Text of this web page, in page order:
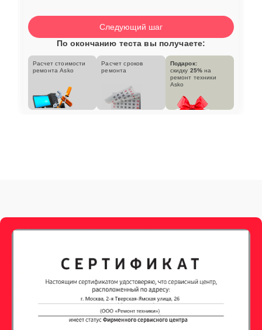
Следующий шаг
По окончанию теста вы получаете:
Расчет стоимости
ремонта Asko
Расчет сроков
ремонта
Подарок:
скидку 25% на
ремонт техники
Asko